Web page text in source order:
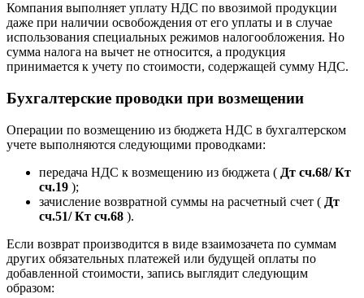
Компания выполняет уплату НДС по ввозимой продукции
даже при наличии освобождения от его уплаты и в случае
использования специальных режимов налогообложения. Но
сумма налога на вычет не относится, а продукция
принимается к учету по стоимости, содержащей сумму НДС.
Бухгалтерские проводки при возмещении
Операции по возмещению из бюджета НДС в бухгалтерском
учете выполняются следующими проводками:
передача НДС к возмещению из бюджета ( Дт сч.68/ Кт
сч.19 );
зачисление возвратной суммы на расчетный счет ( Дт
сч.51/ Кт сч.68 ).
Если возврат производится в виде взаимозачета по суммам
других обязательных платежей или будущей оплаты по
добавленной стоимости, запись выглядит следующим
образом: